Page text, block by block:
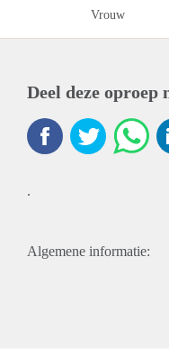
Vrouw
Deel deze oproep
.
Algemene informatie: